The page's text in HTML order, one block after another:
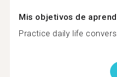
Mis objetivos de
Practice daily life